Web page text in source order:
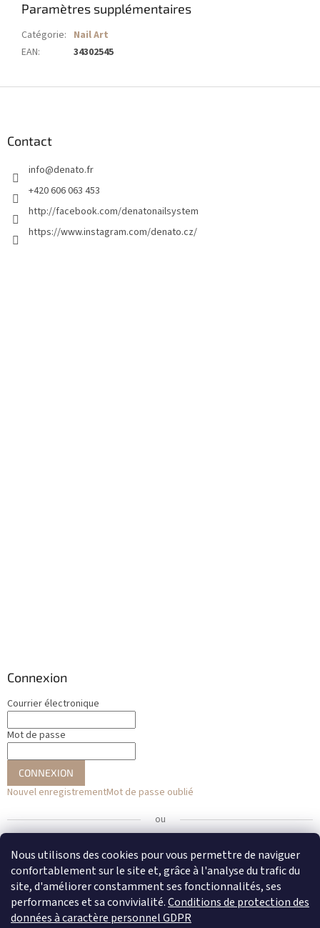
Nous utilisons des cookies pour vous permettre de naviguer
confortablement sur le site et, grâce à l'analyse du trafic du
site, d'améliorer constamment ses fonctionnalités, ses
performances et sa convivialité.Conditions de protection des
données à caractère personnel GDPR
Paramètres supplémentaires
Catégorie: Nail Art
EAN: 34302545
Contact
info@denato.fr
+420 606 063 453
http://facebook.com/denatonailsystem
https://www.instagram.com/denato.cz/
Connexion
Courrier électronique
Mot de passe
CONNEXION
Nouvel enregistrementMot de passe oublié
ou
Se connecter avec Facebook
Se connecter avec Google